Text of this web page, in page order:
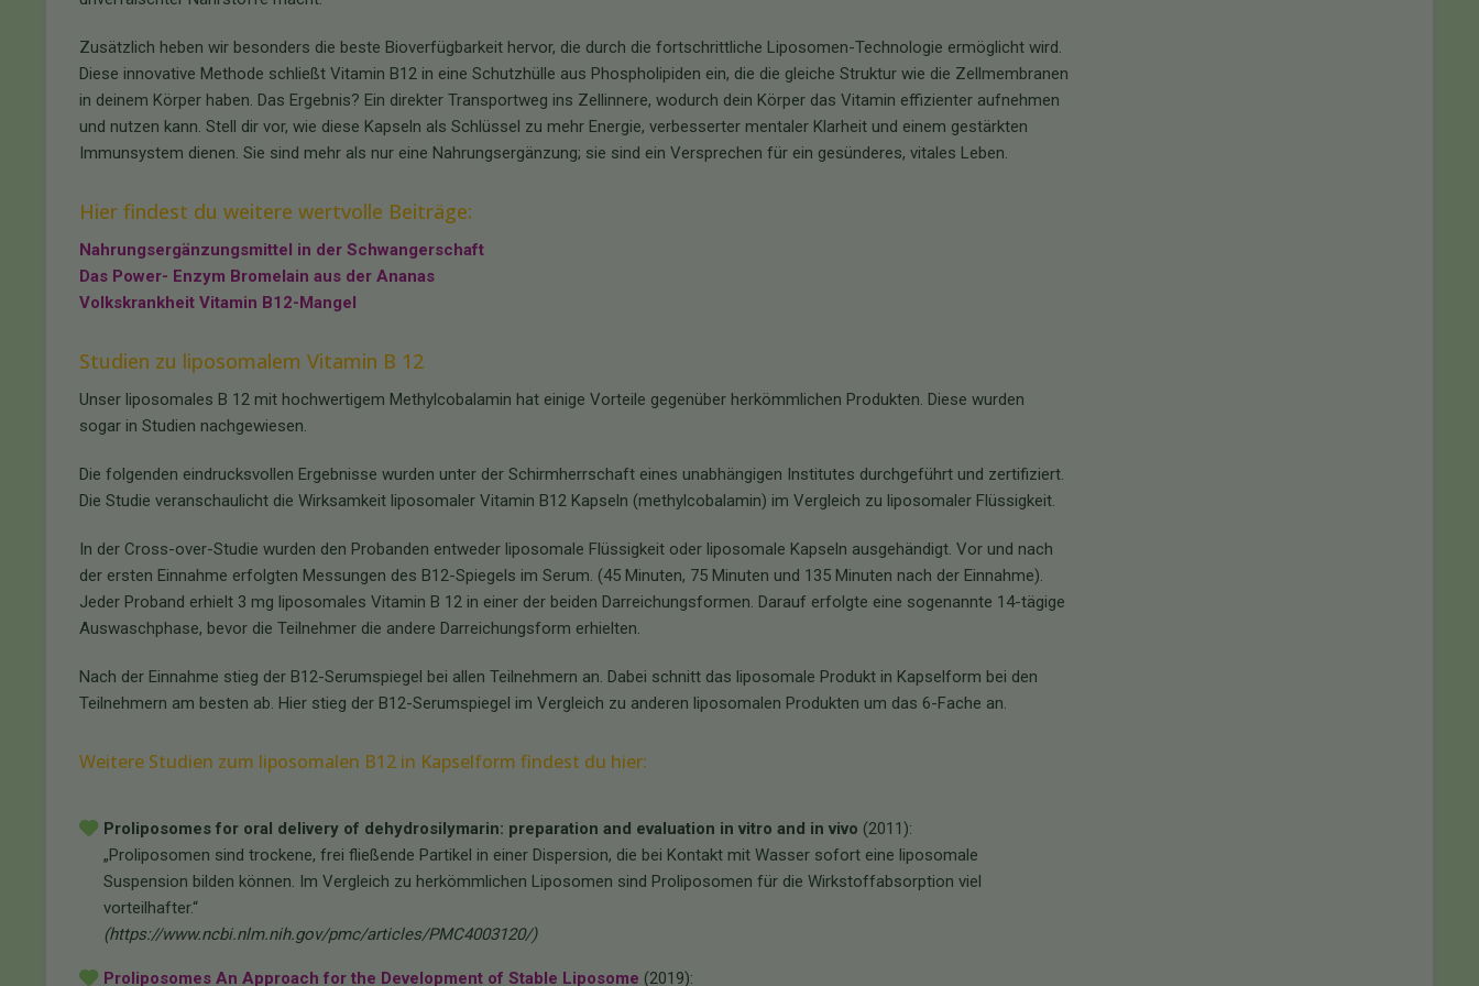
Zusätzlich heben wir besonders die beste Bioverfügbarkeit hervor, die durch die fortschrittliche Liposomen-Technologie ermöglicht wird.
Diese innovative Methode schließt Vitamin B12 in eine Schutzhülle aus Phospholipiden ein, die die gleiche Struktur wie die Zellmembranen
in deinem Körper haben. Das Ergebnis? Ein direkter Transportweg ins Zellinnere, wodurch dein Körper das Vitamin effizienter aufnehmen
und nutzen kann. Stell dir vor, wie diese Kapseln als Schlüssel zu mehr Energie, verbesserter mentaler Klarheit und einem gestärkten
Immunsystem dienen. Sie sind mehr als nur eine Nahrungsergänzung; sie sind ein Versprechen für ein gesünderes, vitales Leben.
Hier findest du weitere wertvolle Beiträge:
Nahrungsergänzungsmittel in der Schwangerschaft
Das Power- Enzym Bromelain aus der Ananas
Volkskrankheit Vitamin B12-Mangel
Studien zu liposomalem Vitamin B 12
Unser liposomales B 12 mit hochwertigem Methylcobalamin hat einige Vorteile gegenüber herkömmlichen Produkten. Diese wurden
sogar in Studien nachgewiesen.
Die folgenden eindrucksvollen Ergebnisse wurden unter der Schirmherrschaft eines unabhängigen Institutes durchgeführt und zertifiziert.
Die Studie veranschaulicht die Wirksamkeit liposomaler Vitamin B12 Kapseln (methylcobalamin) im Vergleich zu liposomaler Flüssigkeit.
In der Cross-over-Studie wurden den Probanden entweder liposomale Flüssigkeit oder liposomale Kapseln ausgehändigt. Vor und nach
der ersten Einnahme erfolgten Messungen des B12-Spiegels im Serum. (45 Minuten, 75 Minuten und 135 Minuten nach der Einnahme).
Jeder Proband erhielt 3 mg liposomales Vitamin B 12 in einer der beiden Darreichungsformen. Darauf erfolgte eine sogenannte 14-tägige
Auswaschphase, bevor die Teilnehmer die andere Darreichungsform erhielten.
Nach der Einnahme stieg der B12-Serumspiegel bei allen Teilnehmern an. Dabei schnitt das liposomale Produkt in Kapselform bei den
Teilnehmern am besten ab. Hier stieg der B12-Serumspiegel im Vergleich zu anderen liposomalen Produkten um das 6-Fache an.
Weitere Studien zum liposomalen B12 in Kapselform findest du hier:
Proliposomes for oral delivery of dehydrosilymarin: preparation and evaluation in vitro and in vivo (2011):
„Proliposomen sind trockene, frei fließende Partikel in einer Dispersion, die bei Kontakt mit Wasser sofort eine liposomale
Suspension bilden können. Im Vergleich zu herkömmlichen Liposomen sind Proliposomen für die Wirkstoffabsorption viel
vorteilhafter.“
(https://www.ncbi.nlm.nih.gov/pmc/articles/PMC4003120/)
Proliposomes An Approach for the Development of Stable Liposome (2019):